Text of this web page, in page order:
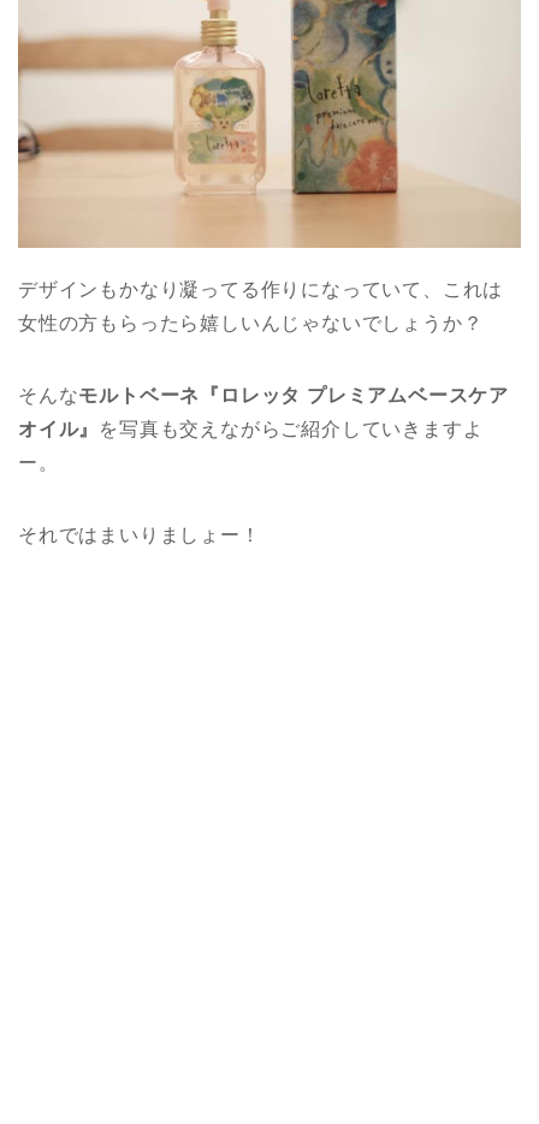
デザインもかなり凝ってる作りになっていて、これは
女性の方もらったら嬉しいんじゃないでしょうか？
そんなモルトベーネ『ロレッタ プレミアムベースケア
オイル』 を写真も交えながらご紹介していきますよ
ー。
それではまいりましょー！